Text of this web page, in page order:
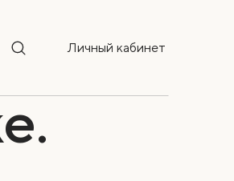
Личный кабинет